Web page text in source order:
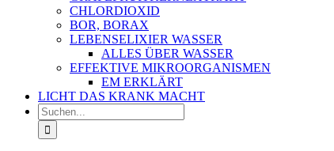
CHLORDIOXID
BOR, BORAX
LEBENSELIXIER WASSER
ALLES ÜBER WASSER
EFFEKTIVE MIKROORGANISMEN
EM ERKLÄRT
LICHT DAS KRANK MACHT
Suche
nach: